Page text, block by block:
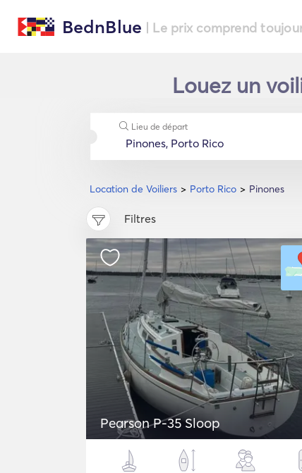
BednBlue | Le prix comprend
Louez un
Location de Voiliers Porto Rico Pinones
Lieu de départ
Filtres
Pearson P-35 Sloop